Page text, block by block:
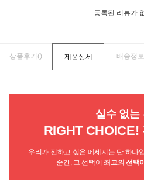
등록된 리뷰가
상품후기() 제품상세 배송정보
실수 없는
RIGHT CHOICE!
우리가 전하고 싶은 메세지는 단 하나
순간, 그 선택이 최고의 선택